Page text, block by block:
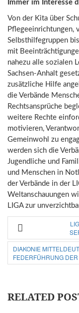
Immer im Interesse
Von der Kita über
Pflegeeinrichtungen,
Selbsthilfegruppen
mit
nahezu alle sozialen
Sachsen-Anhalt
zusätzliche Hilfe
die Verbände
Rechtsansprüche
weitere Rechte
motivieren,
Gemeinwohl zu
werden sich die
Jugendliche und
und Menschen in
der Verbände in der
Weltanschauungen
LIGA zur
DIAKONIE
FEDERFÜHRUNG
RELATED